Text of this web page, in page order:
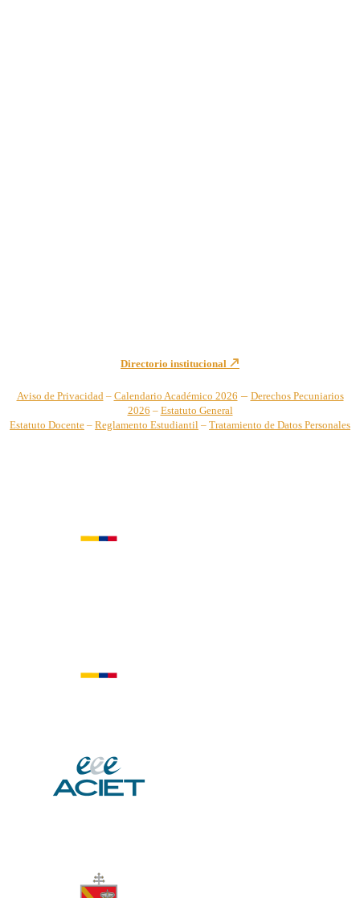
Directorio institucional
Aviso de Privacidad – Calendario Académico 2026 – Derechos Pecuniarios
2026 – Estatuto General
Estatuto Docente – Reglamento Estudiantil – Tratamiento de Datos Personales